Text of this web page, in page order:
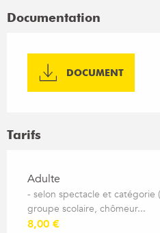
Documentation
DOCUMENT
Tarifs
Tarifs 2026
Adulte
- selon spectacle et catégorie
groupe scolaire, chômeur...
8,00 €